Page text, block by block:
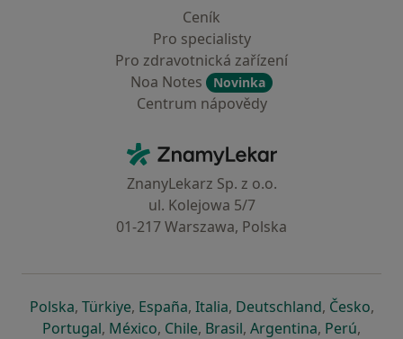
Ceník
Pro specialisty
Pro zdravotnická zařízení
Noa Notes
Novinka
Centrum nápovědy
ZnamyLekar - Hlavní stránka
ZnanyLekarz Sp. z o.o.
ul. Kolejowa 5/7
01-217 Warszawa, Polska
Polskase otevře v nové záložce
, Türkiyese otevře v nové záložce
, Españase otevře v nové záložce
, Italiase otevře v nové záložce
, Deutschlandse otevře v
, Českose
,
Portugalse otevře v nové záložce
, Méxicose otevře v nové záložce
, Chilese otevře v nové záložce
, Brasilse otevře v nové
, Argentinase otevře v
, Perúse
,